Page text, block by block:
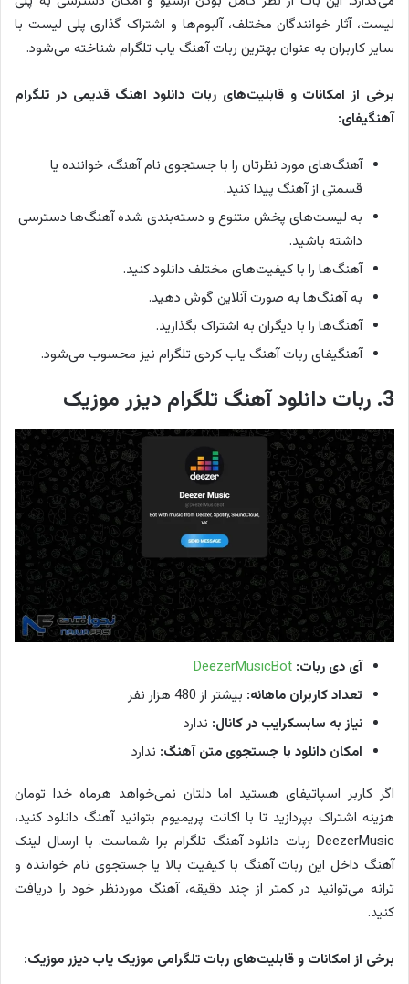
لیست، آثار خوانندگان مختلف، آلبوم‌ها و اشتراک گذاری پلی لیست با
سایر کاربران به عنوان بهترین ربات آهنگ یاب تلگرام شناخته می‌شود.
برخی از امکانات و قابلیت‌های ربات دانلود اهنگ قدیمی در تلگرام
آهنگیفای:
آهنگ‌های مورد نظرتان را با جستجوی نام آهنگ، خواننده یا
قسمتی از آهنگ پیدا کنید.
به لیست‌های پخش متنوع و دسته‌بندی شده آهنگ‌ها دسترسی
داشته باشید.
آهنگ‌ها را با کیفیت‌های مختلف دانلود کنید.
به آهنگ‌ها به صورت آنلاین گوش دهید.
آهنگ‌ها را با دیگران به اشتراک بگذارید.
آهنگیفای ربات آهنگ یاب کردی تلگرام نیز محسوب می‌شود.
3. ربات دانلود آهنگ تلگرام دیزر موزیک
آی دی ربات: DeezerMusicBot
تعداد کاربران ماهانه: بیشتر از 480 هزار نفر
نیاز به سابسکرایب در کانال: ندارد
امکان دانلود با جستجوی متن آهنگ: ندارد
اگر کاربر اسپاتیفای هستید اما دلتان نمی‌خواهد هرماه خدا تومان
هزینه اشتراک بپردازید تا با اکانت پریمیوم بتوانید آهنگ دانلود کنید،
DeezerMusic ربات دانلود آهنگ تلگرام برا شماست. با ارسال لینک
آهنگ داخل این ربات آهنگ با کیفیت بالا یا جستجوی نام خواننده و
ترانه می‌توانید در کمتر از چند دقیقه، آهنگ موردنظر خود را دریافت
کنید.
برخی از امکانات و قابلیت‌های ربات تلگرامی موزیک یاب دیزر موزیک: